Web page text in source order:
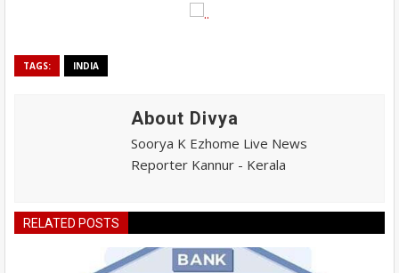
TAGS: INDIA
About Divya
Soorya K Ezhome Live News
Reporter Kannur - Kerala
RELATED POSTS